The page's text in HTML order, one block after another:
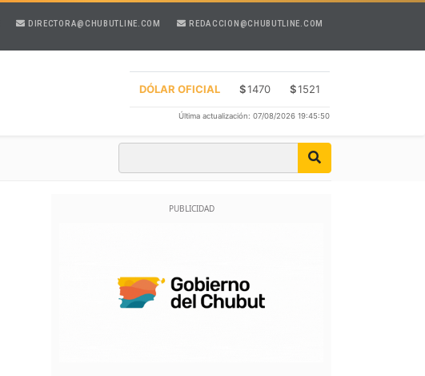
DIRECTORA@CHUBUTLINE.COM REDACCION@CHUBUTLINE.COM
DÓLAR OFICIAL $1470 $1521
Última actualización: 07/08/2026 19:45:50